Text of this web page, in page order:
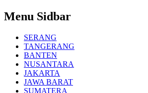
Menu Sidbar
SERANG
TANGERANG
BANTEN
NUSANTARA
JAKARTA
JAWA BARAT
SUMATERA